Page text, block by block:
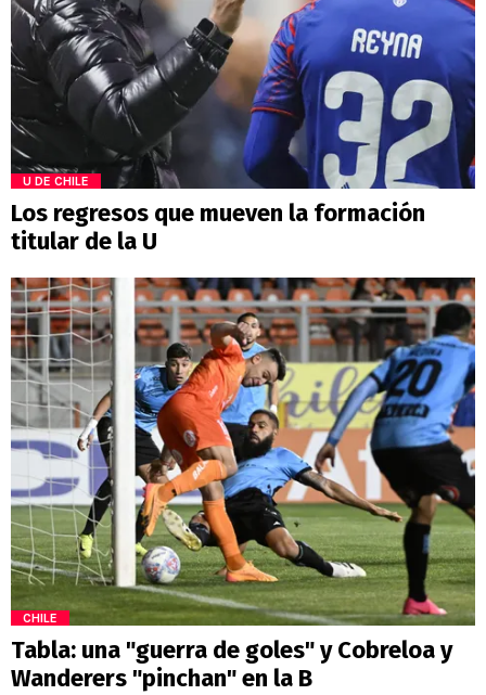
U DE CHILE
Los regresos que mueven la formación
titular de la U
CHILE
Tabla: una "guerra de goles" y Cobreloa y
Wanderers "pinchan" en la B